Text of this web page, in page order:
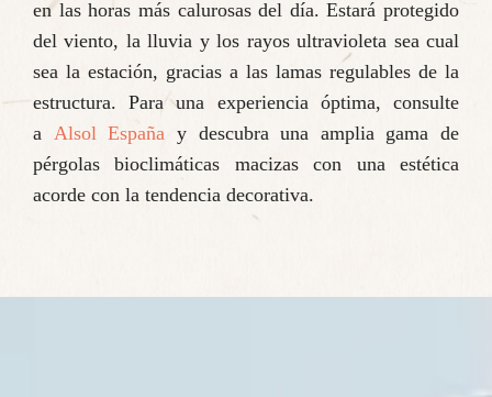
en las horas más calurosas del día. Estará protegido
del viento, la lluvia y los rayos ultravioleta sea cual
sea la estación, gracias a las lamas regulables de la
estructura. Para una experiencia óptima, consulte
a Alsol España y descubra una amplia gama de
pérgolas bioclimáticas macizas con una estética
acorde con la tendencia decorativa.